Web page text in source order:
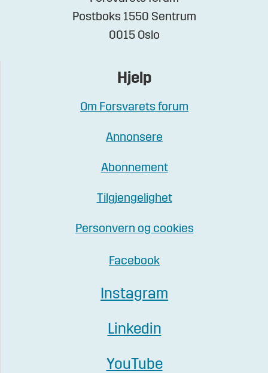
Postboks 1550 Sentrum
0015 Oslo
Hjelp
Om Forsvarets forum
Annonsere
Abonnement
Tilgjengelighet
Personvern og cookies
Facebook
Instagram
Linkedin
YouTube